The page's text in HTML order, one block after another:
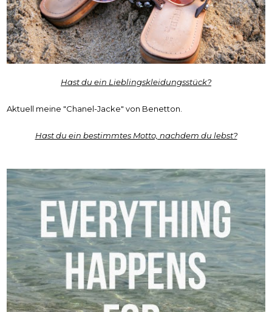
Hast du ein Lieblingskleidungsstück?
Aktuell meine "Chanel-Jacke" von Benetton.
Hast du ein bestimmtes Motto, nachdem du lebst?